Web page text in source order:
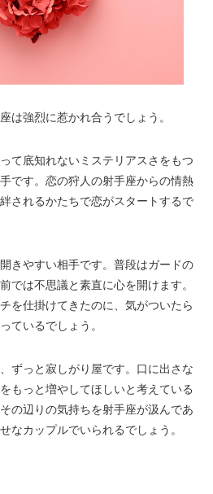
は強烈に惹かれ合うでしょう。
て底知れないミステリアスさをもつ
です。恋の狩人の射手座からの情熱
されるかたちで恋がスタートするで
きやすい相手です。普段はガードの
では不思議と素直に心を開けます。
を仕掛けてきたのに、気がついたら
ているでしょう。
ずっと寂しがり屋です。口に出さな
もっと増やしてほしいと考えている
の辺りの気持ちを射手座が汲んであ
なカップルでいられるでしょう。